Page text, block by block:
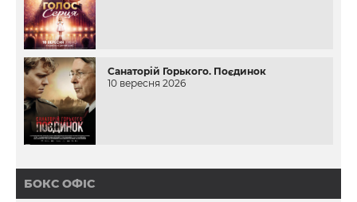
Санаторій Горького. Поєдинок
10 вересня 2026
БОКС ОФІС